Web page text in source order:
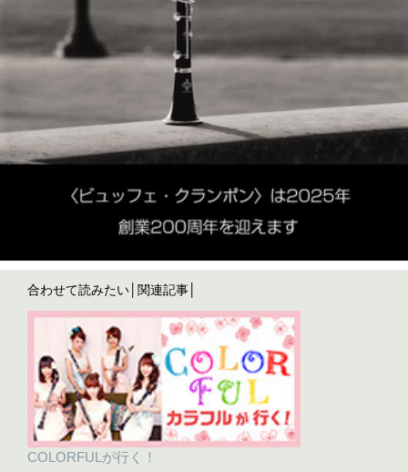
合わせて読みたい│関連記事│
COLORFULが行く！